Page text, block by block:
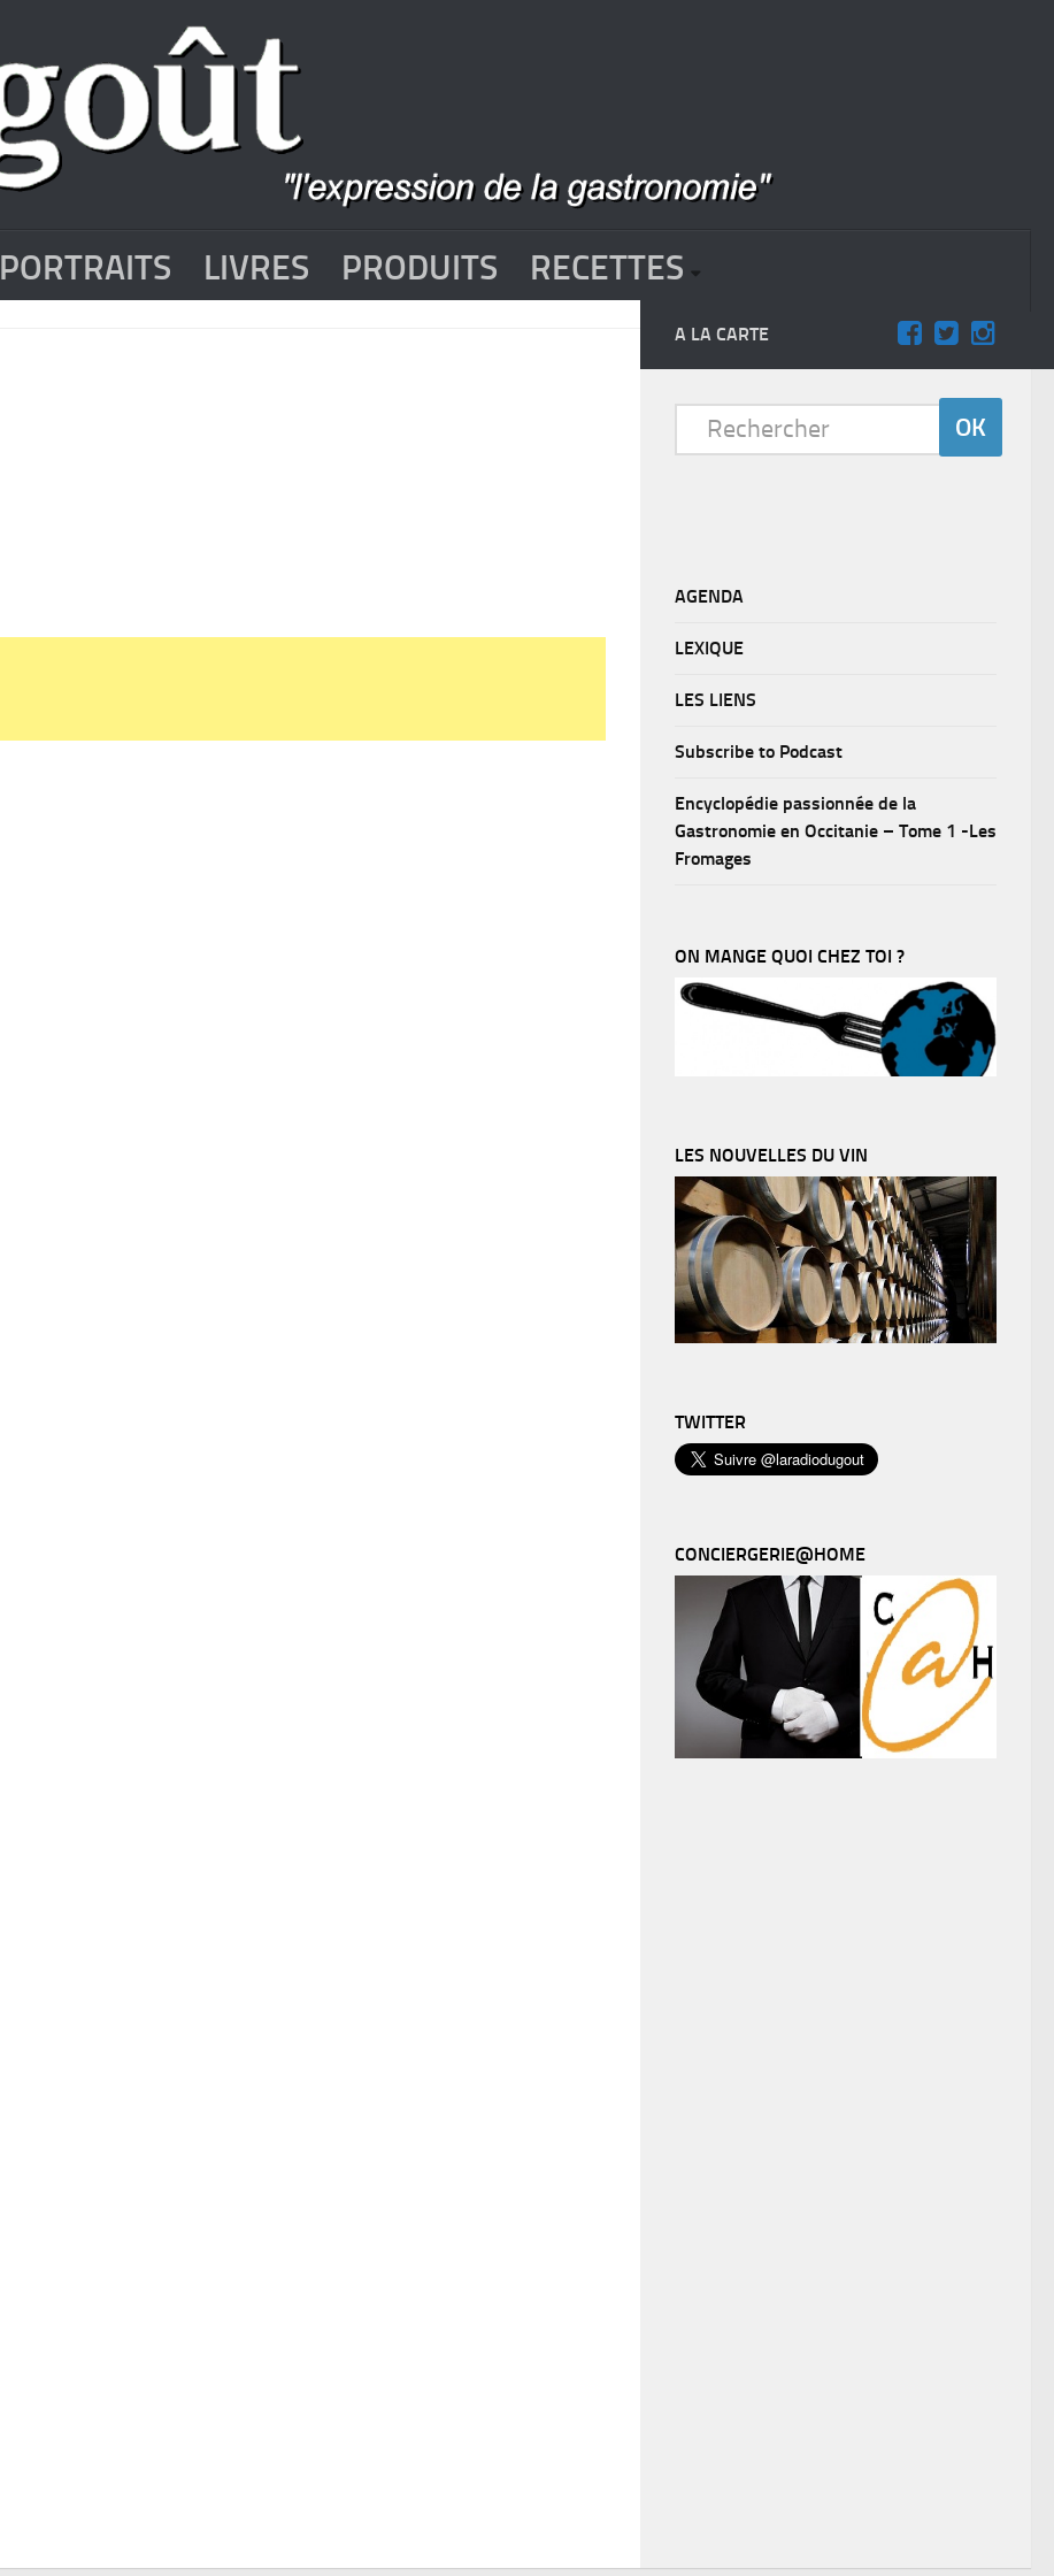
PORTRAITS LIVRES PRODUITS RECETTES
A LA CARTE
AGENDA
LEXIQUE
LES LIENS
Subscribe to Podcast
Encyclopédie passionnée de la
Gastronomie en Occitanie – Tome 1 -Les
Fromages
ON MANGE QUOI CHEZ TOI ?
LES NOUVELLES DU VIN
TWITTER
CONCIERGERIE@HOME